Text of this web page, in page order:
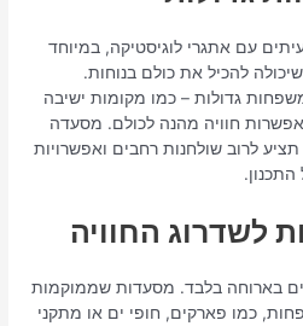
עם אתגרי לוגיסטיקה, במיוחד
להכיל את כולם בנוחות.
גדולות – כמו מקומות ישיבה
חוויה מהנה לכולם. מסעדה
לרוב שולחנות רחבים ואפשרויות
לשדרוג החוויה
בארוחה בלבד. מסעדות שממוקמות
כמו פארקים, חופי ים או מתקני